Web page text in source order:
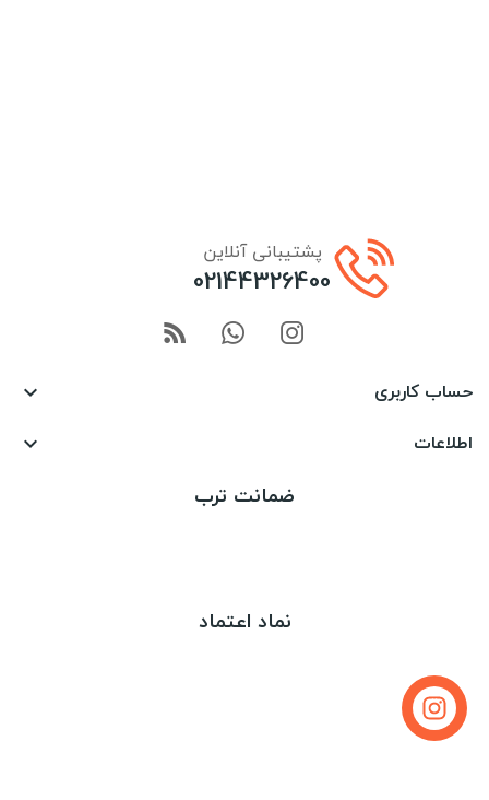
پشتیبانی آنلاین
02144326400
حساب کاربری 
اطلاعات 
ضمانت ترب
نماد اعتماد
تماس